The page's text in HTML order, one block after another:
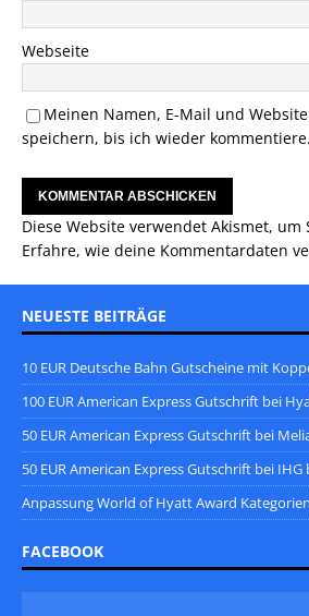
Webseite
Meinen Namen, E-Mail und
speichern, bis ich wieder kommentiere.
Diese Website verwendet Akismet, um
Erfahre, wie deine Kommentardaten
NEUESTE BEITRÄGE
10 EUR Deutsche Bahn Gutscheine mit
100 EUR American Express Gutschrift bei
50 EUR American Express Gutschrift bei
50 EUR American Express Gutschrift bei IHG
Anpassung World of Hyatt Award
FACEBOOK